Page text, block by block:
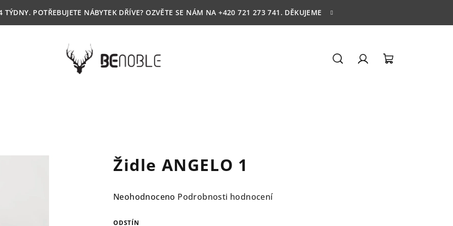
POTŘEBUJETE NÁBYTEK DŘÍVE? OZVĚTE SE NÁM NA +420 721 273 741. DĚKUJEME
Židle ANGELO 1
Průměrné
produktu
Neohodnoceno Podrobnosti hodnocení
ODSTÍN